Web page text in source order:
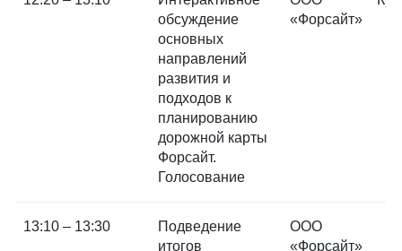
обсуждение
основных
направлений
развития и
подходов к
планированию
дорожной карты
Форсайт.
Голосование
«Форсайт»
13:10 – 13:30
Подведение
итогов
ООО
«Форсайт»